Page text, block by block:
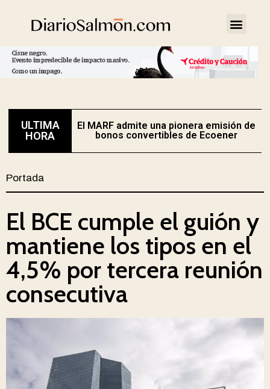
ULTIMA
HORA
El MARF admite una pionera emisión de
bonos convertibles de Ecoener
Portada
El BCE cumple el guión y
mantiene los tipos en el
4,5% por tercera reunión
consecutiva